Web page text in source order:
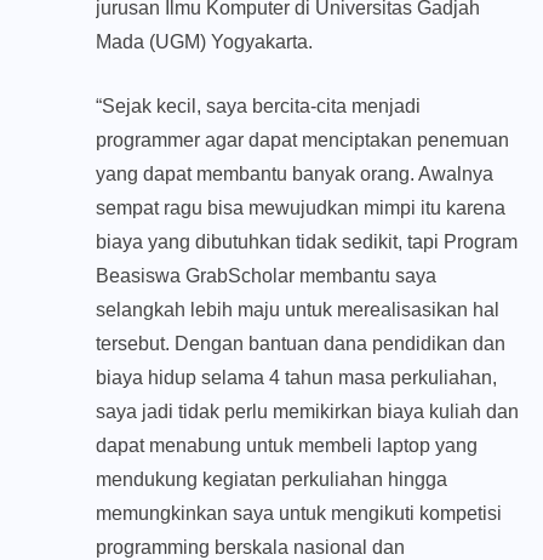
jurusan Ilmu Komputer di Universitas Gadjah
Mada (UGM) Yogyakarta.
“Sejak kecil, saya bercita-cita menjadi
programmer agar dapat menciptakan penemuan
yang dapat membantu banyak orang. Awalnya
sempat ragu bisa mewujudkan mimpi itu karena
biaya yang dibutuhkan tidak sedikit, tapi Program
Beasiswa GrabScholar membantu saya
selangkah lebih maju untuk merealisasikan hal
tersebut. Dengan bantuan dana pendidikan dan
biaya hidup selama 4 tahun masa perkuliahan,
saya jadi tidak perlu memikirkan biaya kuliah dan
dapat menabung untuk membeli laptop yang
mendukung kegiatan perkuliahan hingga
memungkinkan saya untuk mengikuti kompetisi
programming berskala nasional dan